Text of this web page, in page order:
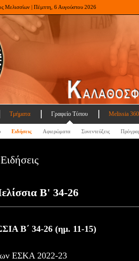
Μελισσίων | Πέμπτη, 6 Αυγούστου 2026
Τμήματα Γραφείο Τύπου Melissia
Ειδήσεις Αφιερώματα Συνεντεύξεις
Β' 34-26
Β΄ 34-26 (ημ. 11-15)
ΕΣΚΑ 2022-23